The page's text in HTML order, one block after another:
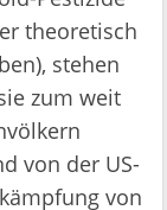
theoretisch
stehen
zum weit
von der US-
von